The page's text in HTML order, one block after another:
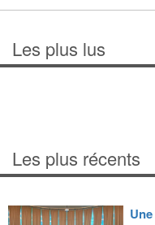
Les plus lus
Les plus récents